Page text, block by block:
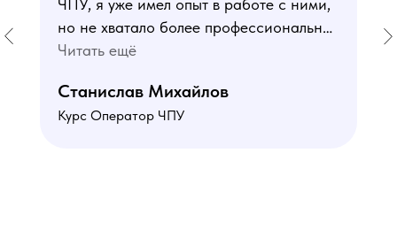
но не хватало более профессиональных
знаний. В курсе мне понравился блок
и программированию - это как раз то,
чего мне не хватало. Преподаватели
Читать ещё
Станислав Михайлов
Курс Оператор ЧПУ